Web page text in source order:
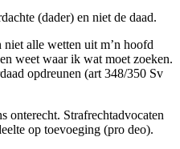
(dader) en niet de daad.
alle wetten uit m’n hoofd
weet waar ik wat moet zoeken.
opdreunen (art 348/350 Sv
onterecht. Strafrechtadvocaten
op toevoeging (pro deo).